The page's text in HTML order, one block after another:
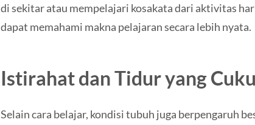
di sekitar atau mempelajari kosakata dari aktivitas
dapat memahami makna pelajaran secara lebih nyata.
Istirahat dan Tidur yang
Selain cara belajar, kondisi tubuh juga berpengaruh